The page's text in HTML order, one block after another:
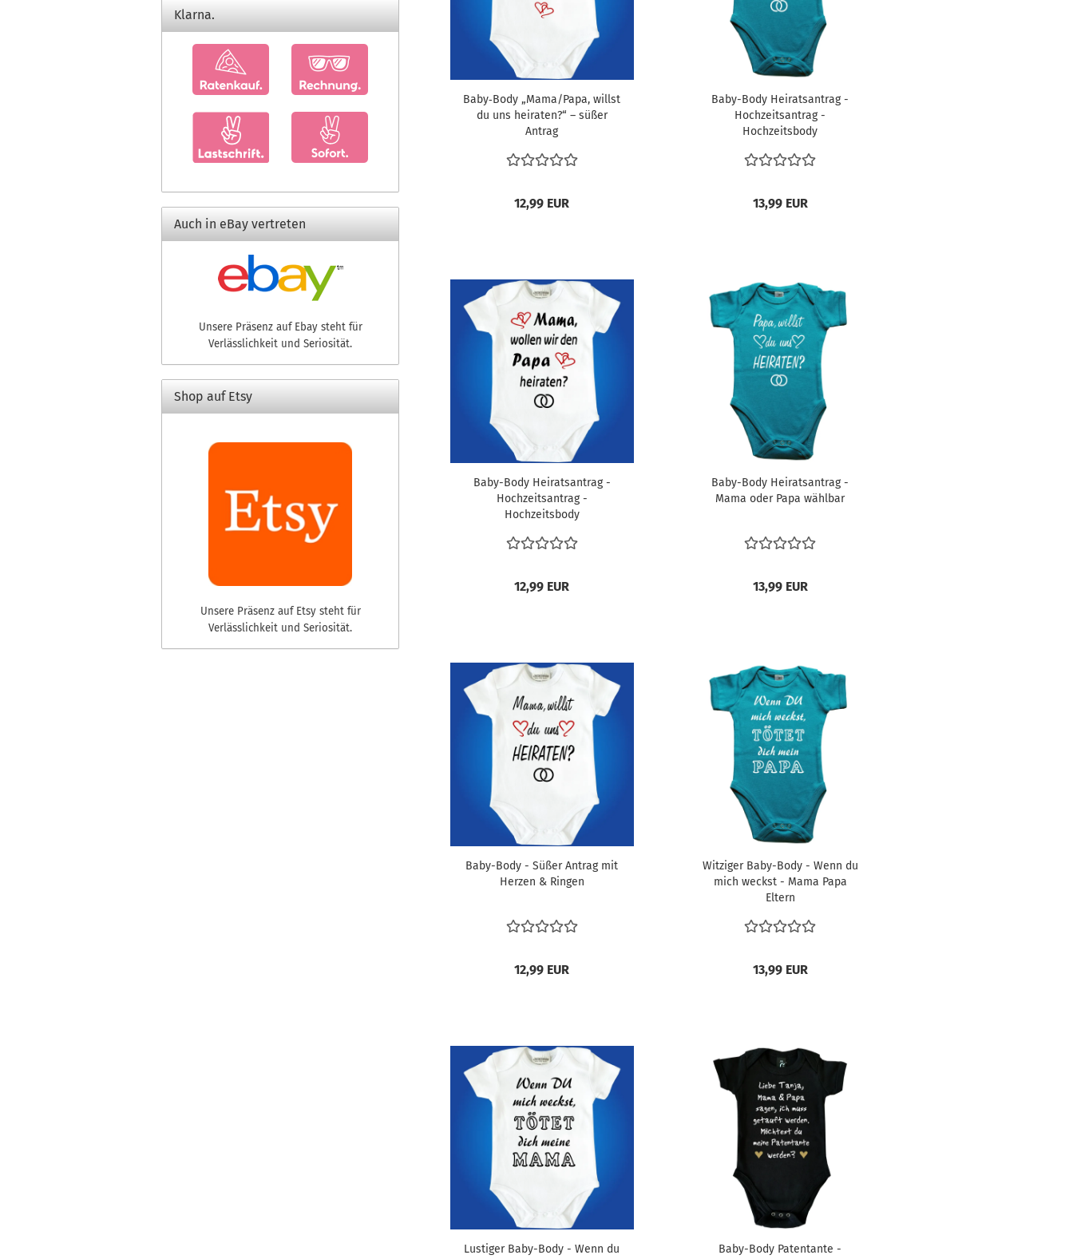
Baby‑Body „Mama/Papa, willst
du uns heiraten?“ – süßer
Antrag
12,99 EUR
Baby-Body Heiratsantrag -
Hochzeitsantrag -
Hochzeitsbody
13,99 EUR
Baby-Body Heiratsantrag -
Hochzeitsantrag -
Hochzeitsbody
12,99 EUR
Baby-Body Heiratsantrag -
Mama oder Papa wählbar
13,99 EUR
Baby-Body - Süßer Antrag mit
Herzen & Ringen
12,99 EUR
Witziger Baby-Body - Wenn du
mich weckst - Mama Papa
Eltern
13,99 EUR
Lustiger Baby-Body - Wenn du
Baby-Body Patentante -
Klarna.
Auch in eBay vertreten
Unsere Präsenz auf Ebay steht für
Verlässlichkeit und Seriosität.
Shop auf Etsy
Unsere Präsenz auf Etsy steht für
Verlässlichkeit und Seriosität.